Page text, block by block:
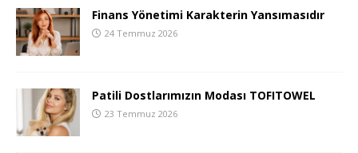
Finans Yönetimi Karakterin Yansımasıdır
24 Temmuz 2026
Patili Dostlarımızın Modası TOFITOWEL
23 Temmuz 2026